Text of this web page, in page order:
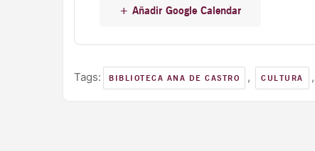
+ Añadir Google Calendar
Tags: BIBLIOTECA ANA DE CASTRO , CULTURA ,